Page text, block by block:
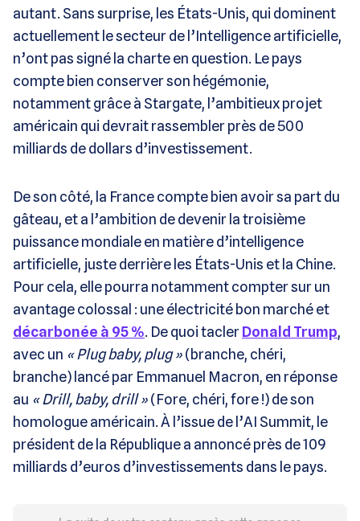
autant. Sans surprise, les États-Unis, qui dominent
actuellement le secteur de l’Intelligence artificielle,
n’ont pas signé la charte en question. Le pays
compte bien conserver son hégémonie,
notamment grâce à Stargate, l’ambitieux projet
américain qui devrait rassembler près de 500
milliards de dollars d’investissement.
De son côté, la France compte bien avoir sa part du
gâteau, et a l’ambition de devenir la troisième
puissance mondiale en matière d’intelligence
artificielle, juste derrière les États-Unis et la Chine.
Pour cela, elle pourra notamment compter sur un
avantage colossal : une électricité bon marché et
décarbonée à 95 %. De quoi taclerDonald Trump,
avec un « Plug baby, plug »(branche, chéri,
branche) lancé par Emmanuel Macron, en réponse
au « Drill, baby, drill »(Fore, chéri, fore !) de son
homologue américain. À l’issue de l’AI Summit, le
président de la République a annoncé près de 109
milliards d’euros d’investissements dans le pays.